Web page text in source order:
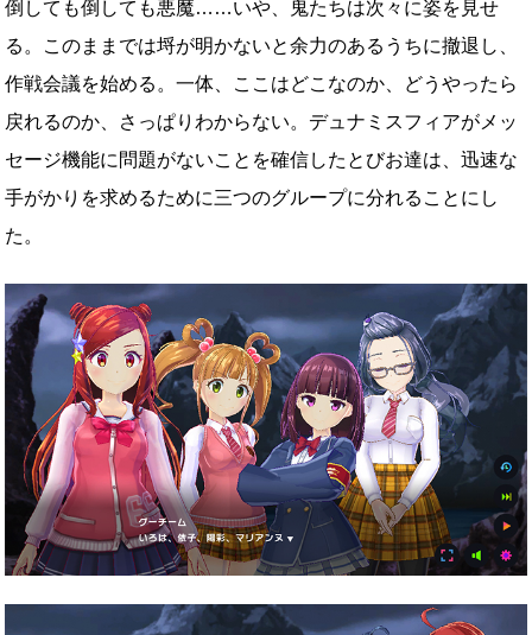
倒しても倒しても悪魔……いや、鬼たちは次々に姿を見せ
る。このままでは埒が明かないと余力のあるうちに撤退し、
作戦会議を始める。一体、ここはどこなのか、どうやったら
戻れるのか、さっぱりわからない。デュナミスフィアがメッ
セージ機能に問題がないことを確信したとびお達は、迅速な
手がかりを求めるために三つのグループに分れることにし
た。